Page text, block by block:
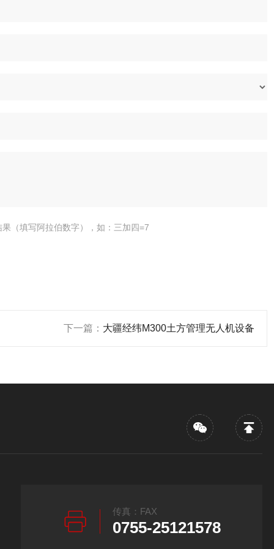
（填写阿拉伯数字），如：三加四=7
下一篇： 大疆经纬M300土方管理无人机设备
传真：FAX
0755-25121578